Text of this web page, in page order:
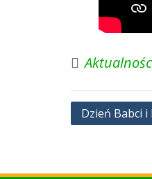
Nawigacja
Dzień Babci i